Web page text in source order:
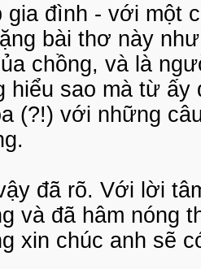
gia đình - với một
bài thơ này
chồng, và là
hiểu sao mà từ
(?!) với những
đã rõ. Với lời
và đã hâm nóng
xin chúc anh sẽ